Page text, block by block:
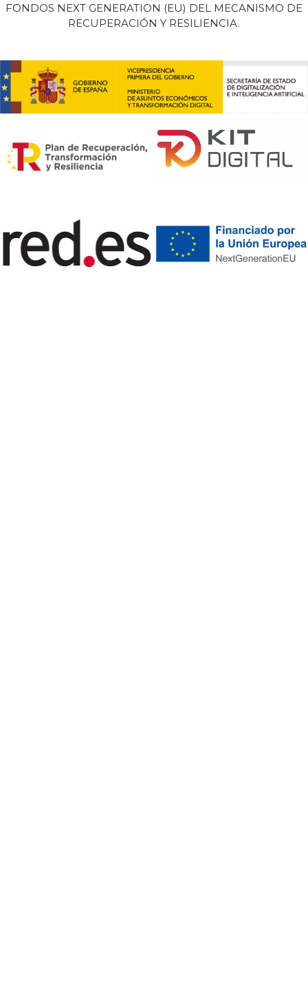
FONDOS NEXT GENERATION (EU) DEL MECANISMO DE
RECUPERACIÓN Y RESILIENCIA.